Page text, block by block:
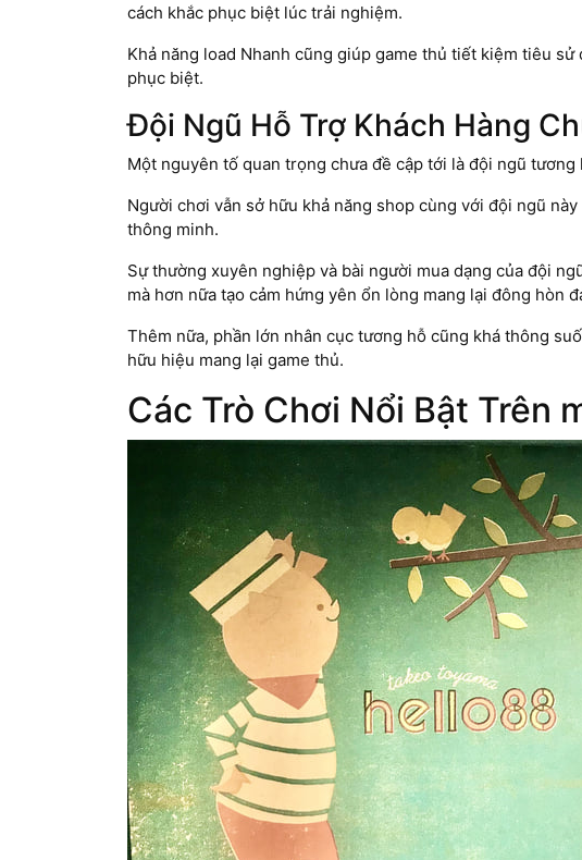
cách khắc phục biệt lúc trải nghiệm.
Khả năng load Nhanh cũng giúp game thủ tiết kiệm tiêu
phục biệt.
Đội Ngũ Hỗ Trợ Khách Hàng
Một nguyên tố quan trọng chưa đề cập tới là đội ngũ
Người chơi vẫn sở hữu khả năng shop cùng với đội ngũ
thông minh.
Sự thường xuyên nghiệp và bài người mua dạng của đội
mà hơn nữa tạo cảm hứng yên ổn lòng mang lại đông hòn
Thêm nữa, phần lớn nhân cục tương hỗ cũng khá thông
hữu hiệu mang lại game thủ.
Các Trò Chơi Nổi Bật Trên